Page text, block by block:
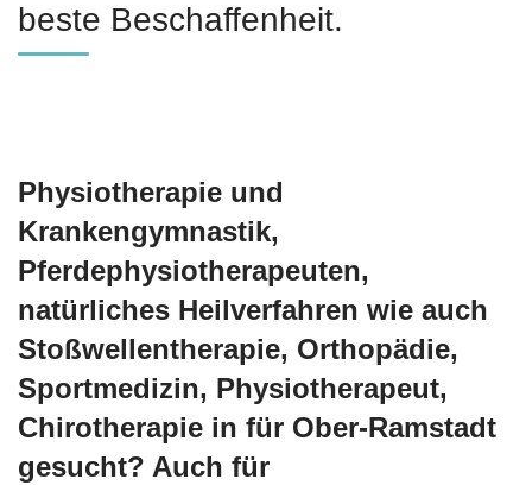
beste Beschaffenheit.
Physiotherapie und
Krankengymnastik,
Pferdephysiotherapeuten,
natürliches Heilverfahren wie auch
Stoßwellentherapie, Orthopädie,
Sportmedizin, Physiotherapeut,
Chirotherapie in für Ober-Ramstadt
gesucht? Auch für